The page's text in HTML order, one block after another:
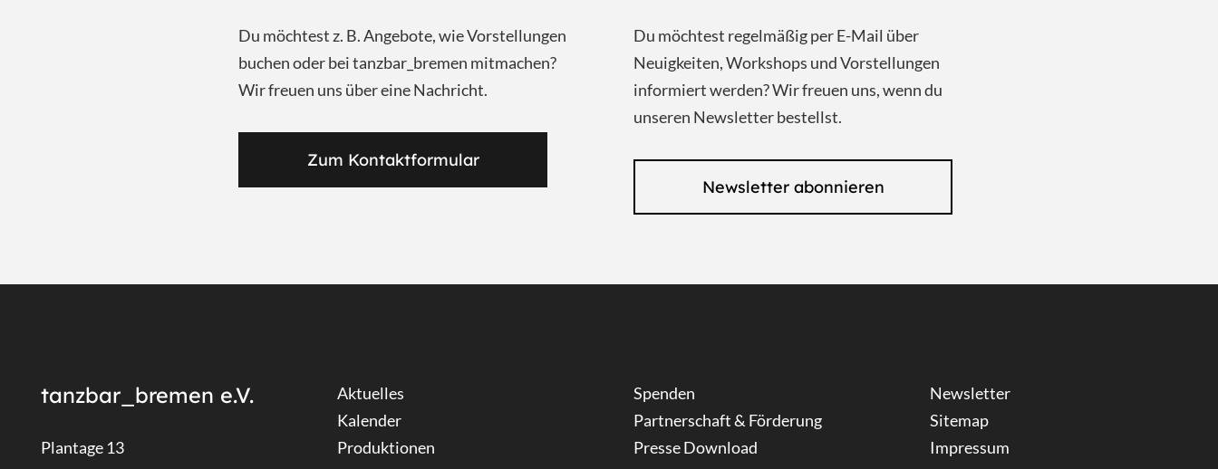
Du möchtest z. B. Angebote, wie Vorstellungen
buchen oder bei tanzbar_bremen mitmachen?
Wir freuen uns über eine Nachricht.
Zum Kontaktformular
Du möchtest regelmäßig per E-Mail über
Neuigkeiten, Workshops und Vorstellungen
informiert werden? Wir freuen uns, wenn du
unseren Newsletter bestellst.
Newsletter abonnieren
tanzbar_bremen e.V.
Plantage 13
Aktuelles
Kalender
Produktionen
Spenden
Partnerschaft & Förderung
Presse Download
Newsletter
Sitemap
Impressum